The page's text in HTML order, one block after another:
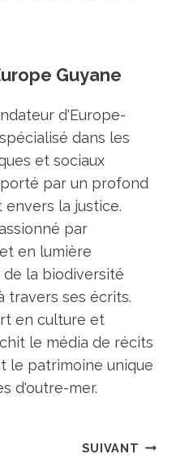
Guyane
d'Europe-
dans les
et sociaux
par un profond
la justice.
par
en lumière
la biodiversité
travers ses écrits.
en culture et
le média de récits
le patrimoine unique
d'outre-mer.
SUIVANT